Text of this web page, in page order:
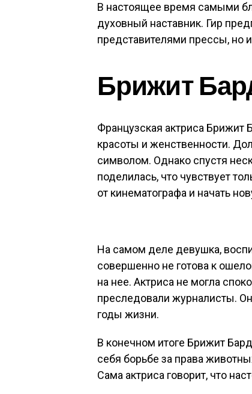
В настоящее время самыми
духовный наставник. Гир
представителями прессы, но
Брижит
Французская актриса Брижит
красоты и женственности.
символом. Однако спустя
поделилась, что чувствует
от кинематографа и начать
На самом деле девушка,
совершенно не готова к
на нее. Актриса не могла
преследовали журналисты.
годы жизни.
В конечном итоге Брижит
себя борьбе за права
Сама актриса говорит, что